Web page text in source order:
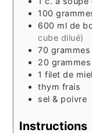
100
600 ml de
cube dilué)
70 grammes
20 grammes
1 filet de miel
thym frais
sel & poivre
Instructions